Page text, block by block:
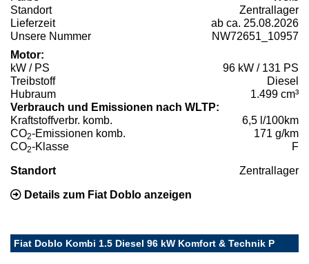
Standort
Zentrallager
Lieferzeit
ab ca. 25.08.2026
Unsere Nummer
NW72651_10957
Motor:
kW / PS
96 kW / 131 PS
Treibstoff
Diesel
Hubraum
1.499 cm³
Verbrauch und Emissionen nach WLTP:
Kraftstoffverbr. komb.
6,5 l/100km
CO2-Emissionen komb.
171 g/km
CO2-Klasse F
Standort Zentrallager
Details zum Fiat Doblo anzeigen
Fiat Doblo Kombi 1.5 Diesel 96 kW Komfort & Technik P